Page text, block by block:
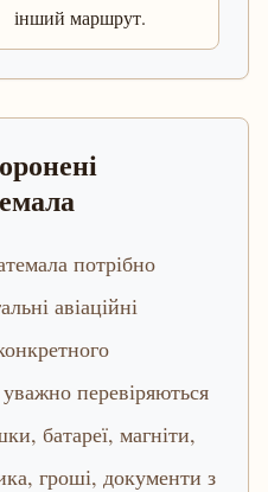
інший маршрут.
потрібно
авіаційні
перевіряються
батареї, магніти,
гроші, документи з